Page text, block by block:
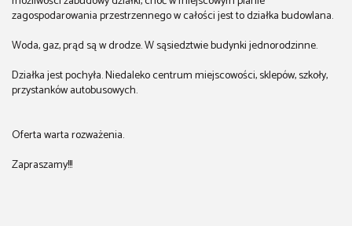
zagospodarowania przestrzennego w całości jest to działka budowlana.
Woda, gaz, prąd są w drodze. W sąsiedztwie budynki jednorodzinne.
Działka jest pochyła. Niedaleko centrum miejscowości, sklepów, szkoły,
przystanków autobusowych.
Oferta warta rozważenia.
Zapraszamy!!!